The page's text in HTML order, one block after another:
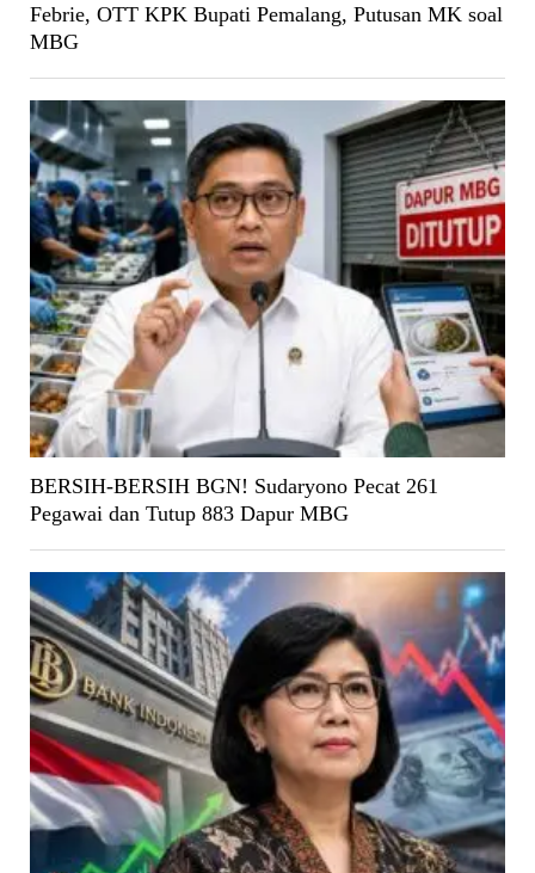
Febrie, OTT KPK Bupati Pemalang, Putusan MK soal
MBG
BERSIH-BERSIH BGN! Sudaryono Pecat 261
Pegawai dan Tutup 883 Dapur MBG